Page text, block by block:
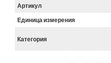
Артикул
Единица измерения
Категория